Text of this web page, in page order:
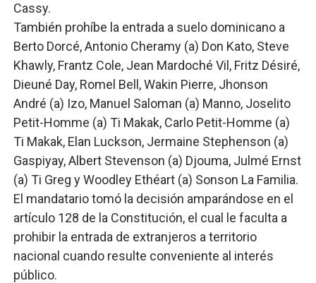
Cassy.
También prohíbe la entrada a suelo dominicano a
Berto Dorcé, Antonio Cheramy (a) Don Kato, Steve
Khawly, Frantz Cole, Jean Mardoché Vil, Fritz Désiré,
Dieuné Day, Romel Bell, Wakin Pierre, Jhonson
André (a) Izo, Manuel Saloman (a) Manno, Joselito
Petit-Homme (a) Ti Makak, Carlo Petit-Homme (a)
Ti Makak, Elan Luckson, Jermaine Stephenson (a)
Gaspiyay, Albert Stevenson (a) Djouma, Julmé Ernst
(a) Ti Greg y Woodley Ethéart (a) Sonson La Familia.
El mandatario tomó la decisión amparándose en el
artículo 128 de la Constitución, el cual le faculta a
prohibir la entrada de extranjeros a territorio
nacional cuando resulte conveniente al interés
público.